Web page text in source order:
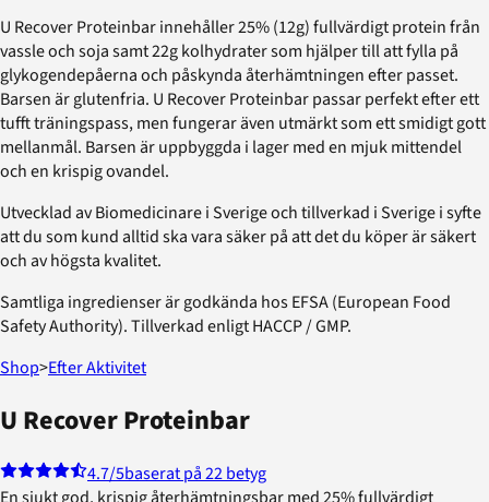
U Recover Proteinbar innehåller 25% (12g) fullvärdigt protein från
vassle och soja samt 22g kolhydrater som hjälper till att fylla på
glykogendepåerna och påskynda återhämtningen efter passet.
Barsen är glutenfria. U Recover Proteinbar passar perfekt efter ett
tufft träningspass, men fungerar även utmärkt som ett smidigt gott
mellanmål. Barsen är uppbyggda i lager med en mjuk mittendel
och en krispig ovandel.
Utvecklad av Biomedicinare i Sverige och tillverkad i Sverige i syfte
att du som kund alltid ska vara säker på att det du köper är säkert
och av högsta kvalitet.
Samtliga ingredienser är godkända hos EFSA (European Food
Safety Authority). Tillverkad enligt HACCP / GMP.
Shop>Efter Aktivitet
U Recover Proteinbar
4.7/5baserat på 22 betyg